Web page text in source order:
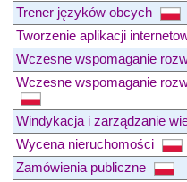
Trener języków obcych
Tworzenie aplikacji
Wczesne wspomaganie
Wczesne wspomaganie
Windykacja i zarządzanie
Wycena nieruchomości
Zamówienia publiczne